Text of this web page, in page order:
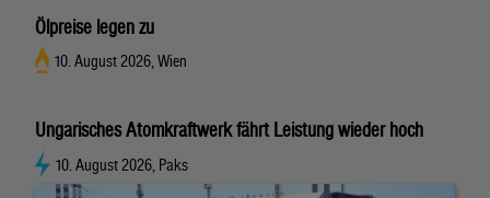
Ölpreise legen zu
10. August 2026, Wien
Ungarisches Atomkraftwerk fährt Leistung wieder hoch
10. August 2026, Paks